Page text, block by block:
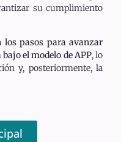
su cumplimiento
los pasos para avanzar
el modelo de APP, lo
y, posteriormente, la